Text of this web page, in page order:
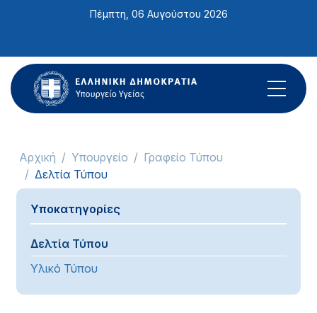
ιστότοπος
περιλαμβάνει
ένα
σύστημα
Πέμπτη, 06 Αυγούστου 2026
Αρχική Υπουργείο
Γραφείο Τύπου
Δελτία Τύπου
Υποκατηγορίες
Δελτία Τύπου
Υλικό Τύπου